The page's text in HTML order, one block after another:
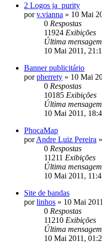
2 Logos ja_purity
porv.vianna » 10 Mai
0 Respostas
11924 Exibições
Última mensagem
10 Mai 2011,
Banner publicitário
porpherrety » 10 Mai
0 Respostas
10185 Exibições
Última mensagem
10 Mai 2011,
PhocaMap
porAndre Luiz Pereira »
0 Respostas
11211 Exibições
Última mensagem
10 Mai 2011,
Site de bandas
porlinhos » 10 Mai
0 Respostas
11210 Exibições
Última mensagem
10 Mai 2011,